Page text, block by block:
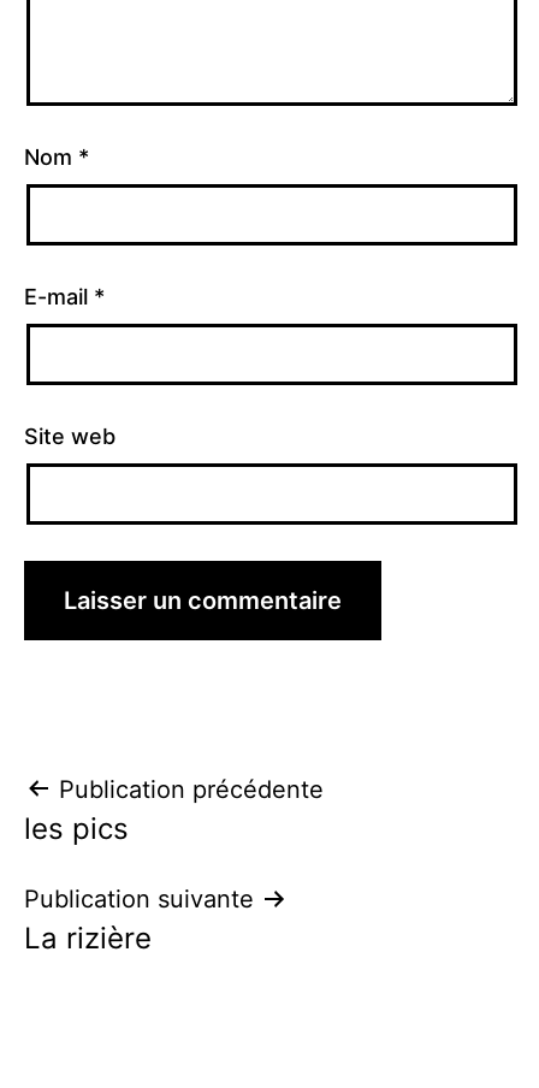
Nom *
E-mail *
Site web
Navigation
de
l’article
Publication précédente
les pics
Publication suivante
La rizière